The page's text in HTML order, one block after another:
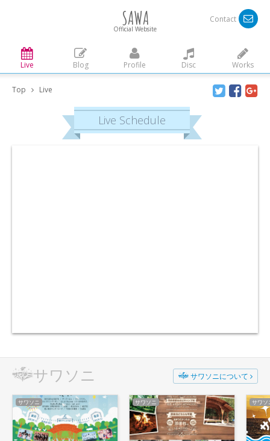
Contact
SAWA
Official Website
Live Blog Profile Disc Works
Top Live
Live Schedule
サワソニ サワソニについて
サワソニ サワソニ サワソ